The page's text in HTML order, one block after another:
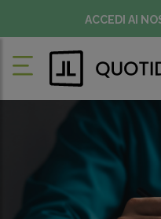
ACCEDI AI